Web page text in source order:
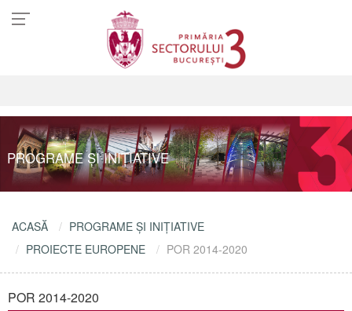
PROGRAME ŞI INIŢIATIVE
ACASĂ
PROGRAME ŞI INIŢIATIVE
PROIECTE EUROPENE
POR 2014-2020
POR 2014-2020